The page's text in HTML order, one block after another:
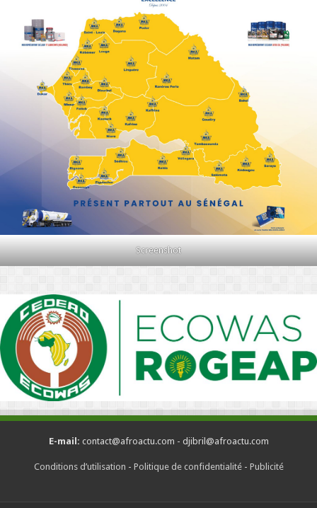
Screenshot
E-mail: contact@afroactu.com - djibril@afroactu.com
Conditions d’utilisation - Politique de confidentialité- Publicité